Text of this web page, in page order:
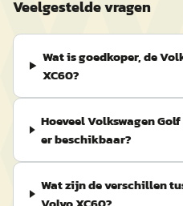
Veelgestelde vragen
Wat is goedkoper, de
XC60?
Hoeveel Volkswagen
er beschikbaar?
Wat zijn de verschillen